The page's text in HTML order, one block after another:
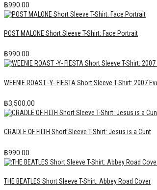
฿990.00
POST MALONE Short Sleeve T-Shirt: Face Portrait
฿990.00
WEENIE ROAST -Y- FIESTA Short Sleeve T-Shirt: 2007
฿3,500.00
CRADLE OF FILTH Short Sleeve T-Shirt: Jesus is a Cunt
฿990.00
THE BEATLES Short Sleeve T-Shirt: Abbey Road Cover